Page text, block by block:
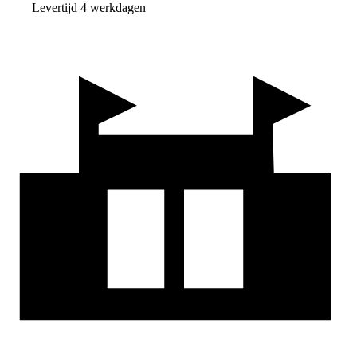
Levertijd 4 werkdagen